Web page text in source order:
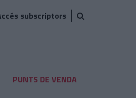
subscriptors
PUNTS DE VENDA